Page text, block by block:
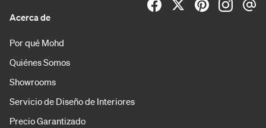
Acerca de
Por qué Mohd
Quiénes Somos
Showrooms
Servicio de Diseño de Interiores
Precio Garantizado